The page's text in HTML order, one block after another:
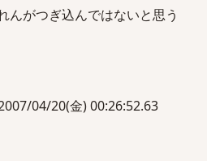
んがつぎ込んではないと思う
04/20(金) 00:26:52.63